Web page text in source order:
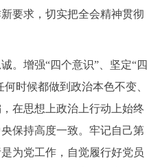
PORTUGUÊS
回到顶部
要求，切实把全会精神贯彻
增强“四个意识”、坚定“四
时候都做到政治本色不变、
在思想上政治上行动上始终
保持高度一致。牢记自己第
为党工作，自觉履行好党员